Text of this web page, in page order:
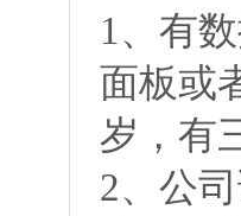
1、有
面板或
岁，有
2、公